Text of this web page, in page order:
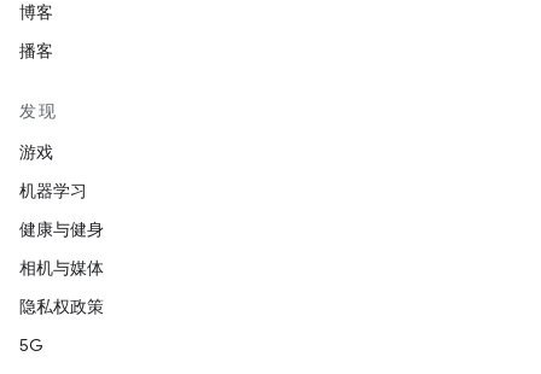
博客
播客
发现
游戏
机器学习
健康与健身
相机与媒体
隐私权政策
5G